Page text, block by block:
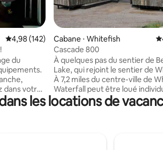
: 4,94 sur 5
Évaluation moyenne sur la base de 142
4,98 (142)
du
dans votre
situé à
ville de
Cabane ⋅ Whitefish
Cascade 800
À quelques pas du sentier de
Lake, qui rejoint le sentier de
À 7,2 miles du centre-ville de
Waterfall peut être loué
ou en combinaison avec son
voisin, Hollywood, pour un
depuis le chalet, de nombreux
les locations de